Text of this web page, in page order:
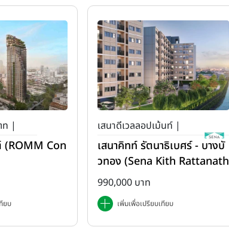
ท |
Con
ยบ
เสนาดีเวลลอปเม้นท์ |
เสนา คิทท์
เสนาคิทท์ รัตนาธิเบศร์ - บางบั
วทอง (Sena Kith Rattanath
ibet - Bangbuathong)
990,000 บาท
เพิ่มเพื่อเปรียบเทียบ